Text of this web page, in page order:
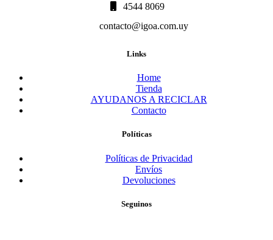
4544 8069
contacto@igoa.com.uy
Links
Home
Tienda
AYUDANOS A RECICLAR
Contacto
Políticas
Políticas de Privacidad
Envíos
Devoluciones
Seguinos